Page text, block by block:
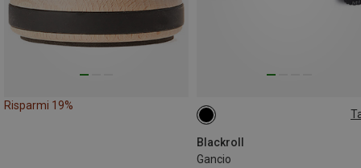
Risparmi 19%
Blackroll
Gancio
D